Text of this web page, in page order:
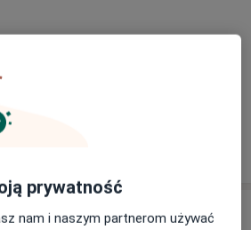
prywatność
nam i naszym partnerom używać